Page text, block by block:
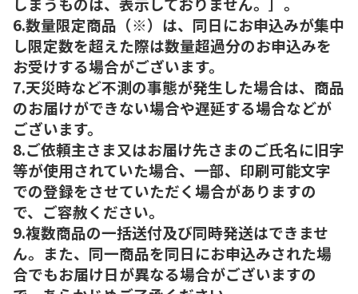
6.数量限定商品（※）は、同日にお申込みが集中
し限定数を超えた際は数量超過分のお申込みを
お受けする場合がございます。
7.天災時など不測の事態が発生した場合は、商品
のお届けができない場合や遅延する場合などが
ございます。
8.ご依頼主さま又はお届け先さまのご氏名に旧字
等が使用されていた場合、一部、印刷可能文字
での登録をさせていただく場合がありますの
で、ご容赦ください。
9.複数商品の一括送付及び同時発送はできませ
ん。また、同一商品を同日にお申込みされた場
合でもお届け日が異なる場合がございますの